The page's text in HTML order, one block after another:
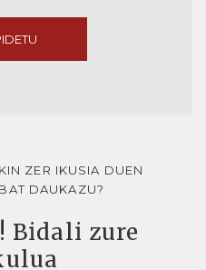
ZER IKUSIA DUEN
DAUKAZU?
Bidali zure